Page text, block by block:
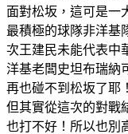
面對松坂，這可是一
最積極的球隊非洋基
次王建民未能代表中
洋基老闆史坦布瑞納
再也碰不到松坂了耶！
但其實從這次的對戰
也打不好！所以也別